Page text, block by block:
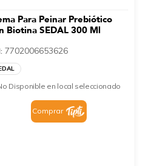
Para Peinar Prebiótico
Biotina SEDAL 300 Ml
7702006653626
Disponible en local seleccionado
Comprar